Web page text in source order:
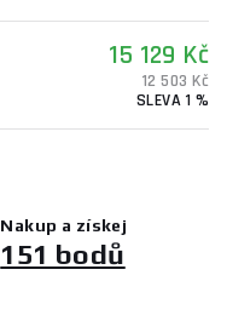
15 129 Kč
12 503 Kč
SLEVA 1 %
Nakup a získej
151 bodů